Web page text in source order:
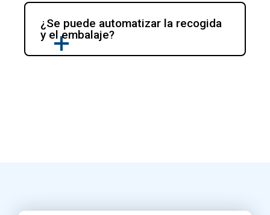
¿Se puede automatizar la recogida
y el embalaje?